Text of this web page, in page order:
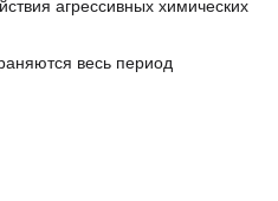
агрессивных химических
весь период